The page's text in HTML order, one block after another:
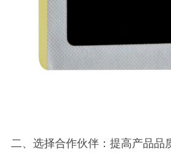
二、选择合作伙伴：提高产品品